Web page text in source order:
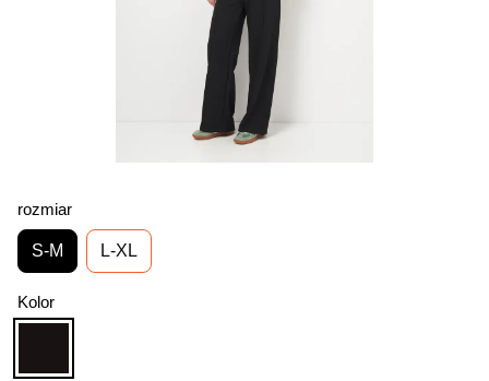
rozmiar
S-M L-XL
Kolor